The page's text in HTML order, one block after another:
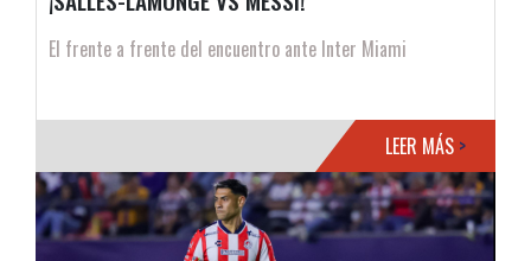
El frente a frente del encuentro ante Inter Miami
LEER MÁS >